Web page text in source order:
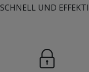
SCHNELL UND